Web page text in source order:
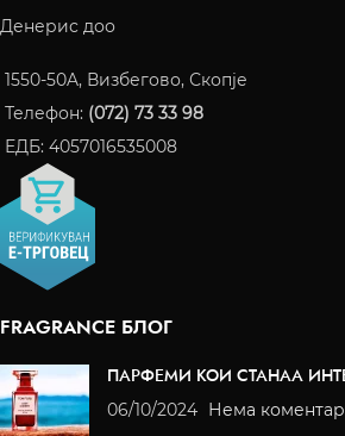
Денерис доо
1550-50A, Визбегово, Скопје
Телефон: (072) 73 33 98
ЕДБ: 4057016535008
FRAGRANCE БЛОГ
ПАРФЕМИ КОИ СТАНАА
06/10/2024 Нема